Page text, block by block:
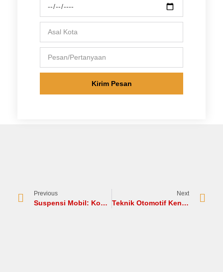
Kirim Pesan
Previous
Suspensi Mobil: Komponen, Fungsi, dan Cara Kerjanya
Next
Teknik Otomotif Kendaraan Ringan: Dasar-Dasar yang Wajib Kamu Kuasai